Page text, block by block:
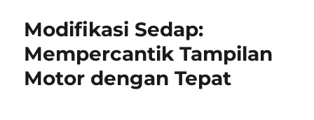
Modifikasi Sedap:
Mempercantik Tampilan
Motor dengan Tepat